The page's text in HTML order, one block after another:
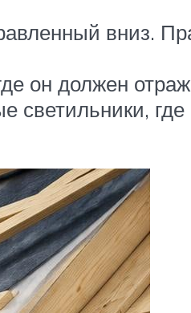
вниз.
он должен
светильники,